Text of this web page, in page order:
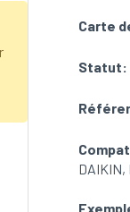
Carte
Statut:
DAIKIN,